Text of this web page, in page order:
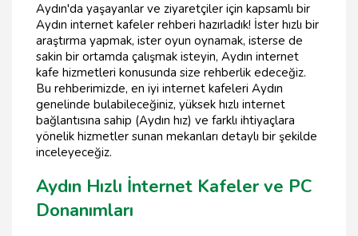
Aydın'da yaşayanlar ve ziyaretçiler için kapsamlı bir
Aydın internet kafeler rehberi hazırladık! İster hızlı bir
araştırma yapmak, ister oyun oynamak, isterse de
sakin bir ortamda çalışmak isteyin, Aydın internet
kafe hizmetleri konusunda size rehberlik edeceğiz.
Bu rehberimizde, en iyi internet kafeleri Aydın
genelinde bulabileceğiniz, yüksek hızlı internet
bağlantısına sahip (Aydın hız) ve farklı ihtiyaçlara
yönelik hizmetler sunan mekanları detaylı bir şekilde
inceleyeceğiz.
Aydın Hızlı İnternet Kafeler ve PC
Donanımları